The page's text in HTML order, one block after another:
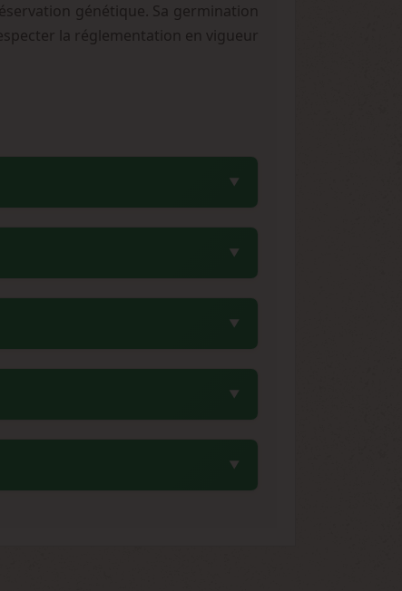
génétique. Sa germination
la réglementation en vigueur
notes florales héritées de sa
entre fin septembre et
dans un récipient hermétique
et la productivité de Bubblegum. Le
la réputation esthétique de cette